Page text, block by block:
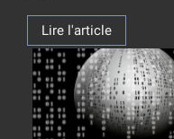
Lire l'article